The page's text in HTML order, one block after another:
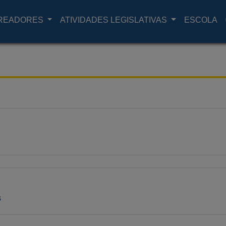
ATIVIDADES LEGISLATIVAS ESCOLA